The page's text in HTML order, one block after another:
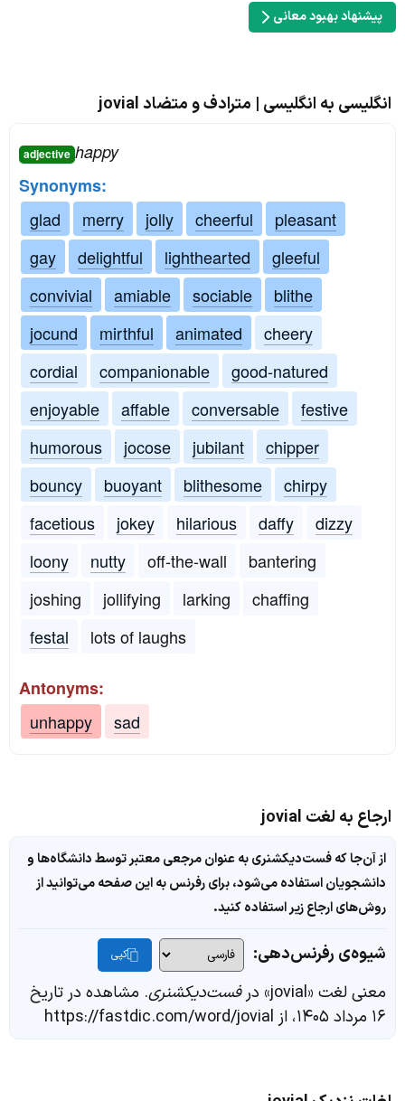
پیشنهاد بهبود معانی
انگلیسی به انگلیسی | مترادف و متضاد jovial
adjective happy
Synonyms:
glad
merry jolly cheerful
pleasant
gay
delightful lighthearted
gleeful
convivial
amiable sociable
blithe
jocund
mirthful animated
cheery
cordial
companionable
good-natured
enjoyable
affable conversable
festive
humorous
jocose jubilant
chipper
bouncy
buoyant blithesome
chirpy
facetious
jokey hilarious daffy
dizzy
loony
nutty off-the-wall
bantering
joshing
jollifying larking
chaffing
festal
lots of laughs
Antonyms:
unhappy
sad
ارجاع به لغت jovial
از آن‌جا که فست‌دیکشنری به عنوان مرجعی معتبر توسط دانشگاه‌ها و
دانشجویان استفاده می‌شود، برای رفرنس به این صفحه می‌توانید از
روش‌های ارجاع زیر استفاده کنید.
شیوه‌ی رفرنس‌دهی: کپی
معنی لغت «jovial» در فست‌دیکشنری. مشاهده در تاریخ
۱۶ مرداد ۱۴۰۵، از https://fastdic.com/word/jovial